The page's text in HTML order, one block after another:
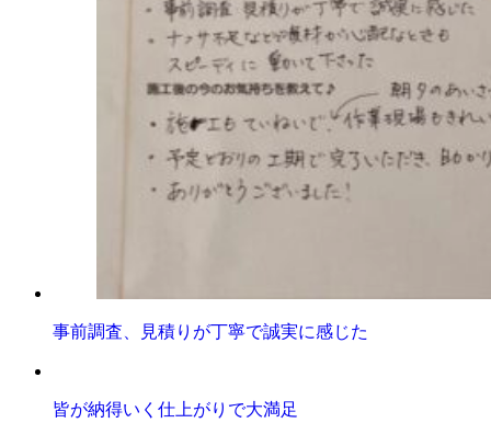
事前調査、見積りが丁寧で誠実に感じた
皆が納得いく仕上がりで大満足